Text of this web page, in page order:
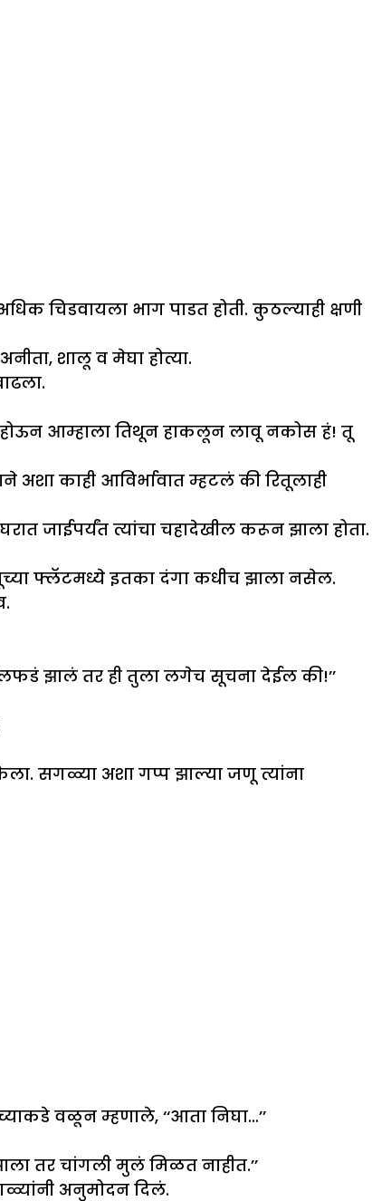
चिडवायला भाग पाडत होती. कुठल्याही क्षणी
शालू व मेघा होत्या.
होऊन आम्हाला तिथून हाकलून लावू नकोस हं! तू
काही आविर्भावात म्हटलं की रितूलाही
जाईपर्यंत त्यांचा चहादेखील करून झाला होता.
फ्लॅटमध्ये इतका दंगा कधीच झाला नसेल.
झालं तर ही तुला लगेच सूचना देईल की!’’
सगळ्या अशा गप्प झाल्या जणू त्यांना
वळून म्हणाले, ‘‘आता निघा…’’
तर चांगली मुलं मिळत नाहीत.’’
अनुमोदन दिलं.